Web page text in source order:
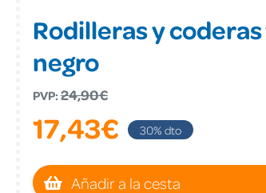
Rodilleras y
negro
PVP: 24,90€
17,43€ 30% dto
Añadir a la cesta